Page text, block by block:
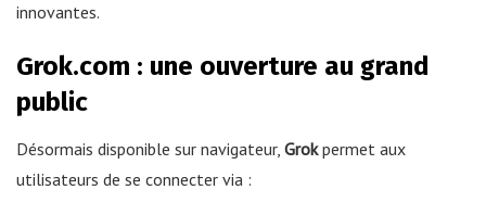
innovantes.
Grok.com : une ouverture au grand
public
Désormais disponible sur navigateur, Grokpermet aux
utilisateurs de se connecter via :